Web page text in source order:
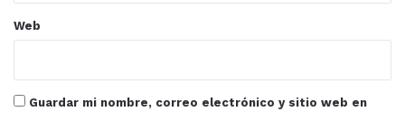
Web
Guardar mi nombre, correo electrónico y sitio web en